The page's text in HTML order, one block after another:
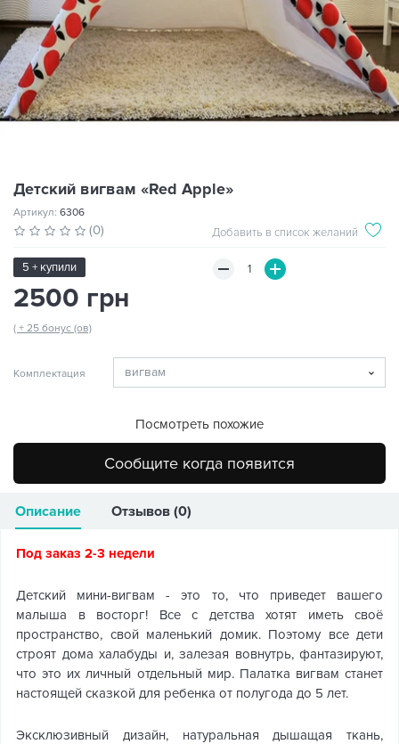
Детский вигвам «Red Apple»
Артикул: 6306
(0) Добавить в список желаний
5 + купили
2500 грн
( + 25 бонус (ов)
Комплектация
Посмотреть похожие
Сообщите когда появится
Описание Отзывов (0)
Под заказ 2-3 недели
Детский мини-вигвам - это то, что приведет вашего
малыша в восторг! Все с детства хотят иметь своё
пространство, свой маленький домик. Поэтому все дети
строят дома халабуды и, залезая вовнутрь, фантазируют,
что это их личный отдельный мир. Палатка вигвам станет
настоящей сказкой для ребенка от полугода до 5 лет.
Эксклюзивный дизайн, натуральная дышащая ткань,